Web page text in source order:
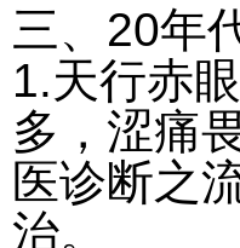
三、 20年
1.天行赤
多，涩痛
医诊断之
治。